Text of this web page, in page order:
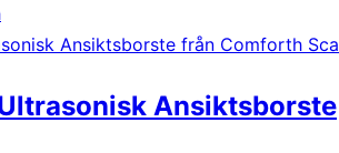
Ansiktsborste